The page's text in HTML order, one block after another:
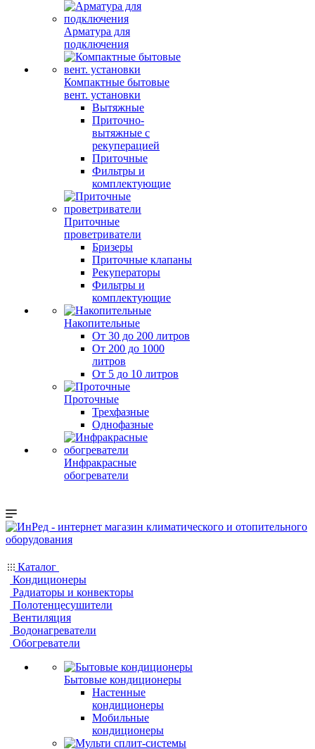
Арматура для
подключения
Компактные бытовые
вент. установки
Вытяжные
Приточно-
вытяжные с
рекуперацией
Приточные
Фильтры и
комплектующие
Приточные
проветриватели
Бризеры
Приточные клапаны
Рекуператоры
Фильтры и
комплектующие
Накопительные
От 30 до 200 литров
От 200 до 1000
литров
От 5 до 10 литров
Проточные
Трехфазные
Однофазные
Инфракрасные
обогреватели
Каталог
Кондиционеры
Радиаторы и конвекторы
Полотенцесушители
Вентиляция
Водонагреватели
Обогреватели
Бытовые кондиционеры
Настенные
кондиционеры
Мобильные
кондиционеры